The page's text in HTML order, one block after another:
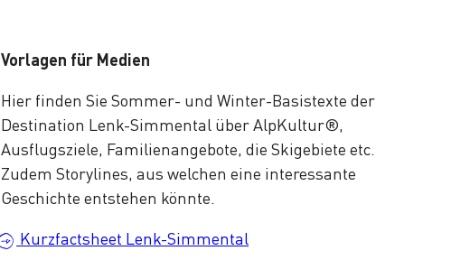
Vorlagen für Medien
Hier finden Sie Sommer- und Winter-Basistexte der
Destination Lenk-Simmental über AlpKultur®,
Ausflugsziele, Familienangebote, die Skigebiete etc.
Zudem Storylines, aus welchen eine interessante
Geschichte entstehen könnte.
Kurzfactsheet Lenk-Simmental